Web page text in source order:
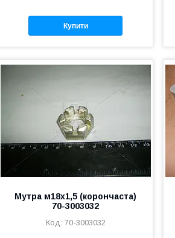
Купити
Мутра м18х1,5 (корончаста)
70-3003032
70-3003032